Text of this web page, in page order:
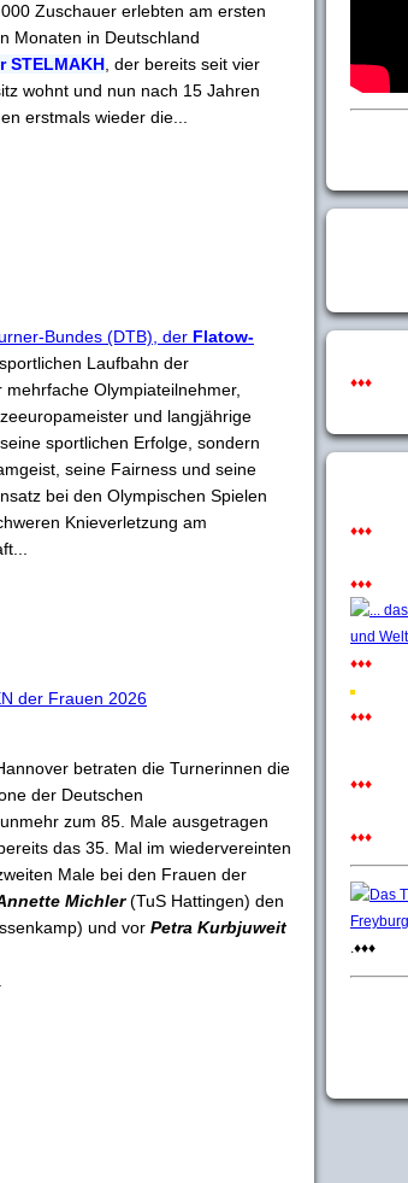
Zuschauer erlebten am ersten
Monaten in Deutschland
STELMAKH , der bereits seit vier
wohnt und nun nach 15 Jahren
erstmals wieder die...
Bundes (DTB), der Flatow-
Laufbahn der
mehrfache Olympiateilnehmer,
und langjährige
sportlichen Erfolge, sondern
seine Fairness und seine
bei den Olympischen Spielen
Knieverletzung am
der Frauen 2026
betraten die Turnerinnen die
der Deutschen
zum 85. Male ausgetragen
das 35. Mal im wiedervereinten
Male bei den Frauen der
Michler(TuS Hattingen) den
und vor Petra Kurbjuweit
♦♦♦
♦♦♦
♦♦♦
♦♦♦
♦♦♦
♦♦♦
♦♦♦
.♦♦♦